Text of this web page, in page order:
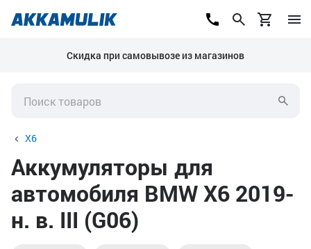
Скидка при самовывозе из магазинов
X6
Аккумуляторы для
автомобиля BMW X6 2019-
н. в. III (G06)